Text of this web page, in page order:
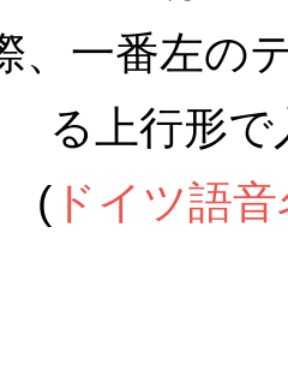
、一番左の
る上行形
( ドイツ語